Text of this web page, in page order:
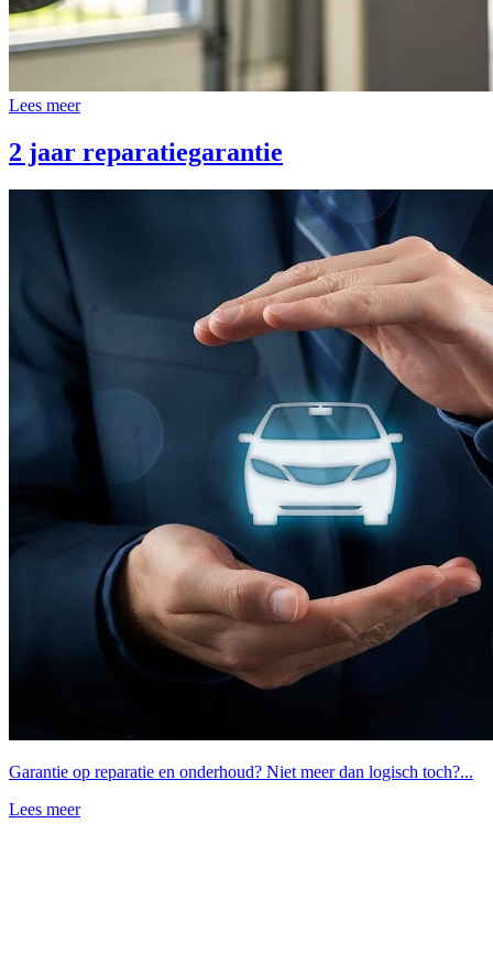
Lees meer
2 jaar reparatiegarantie
Garantie op reparatie en onderhoud? Niet meer dan logisch toch?...
Lees meer